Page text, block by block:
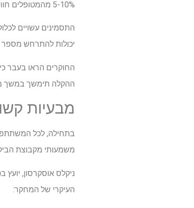
5-10% מהמטופלים חווים תופעות לוואי חמורות כתוצאה מכך שהרקמות הבריאות מושפעות מטיפול הקרנות.
התסמינים עשויים
יכולות להתרחש מספר
החוקרים הראו בעבר
ההקלה תימשך במשך
מבעיות
בתחילה, לכל
משמעותי מקבוצת
ניקלס אוסקרסון,
העיקרי של המחקר: